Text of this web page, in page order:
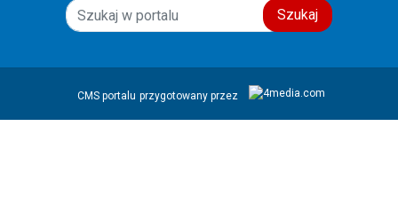
Szukaj
CMS portalu przygotowany przez